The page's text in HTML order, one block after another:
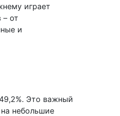
играет
– от
и
Это важный
небольшие